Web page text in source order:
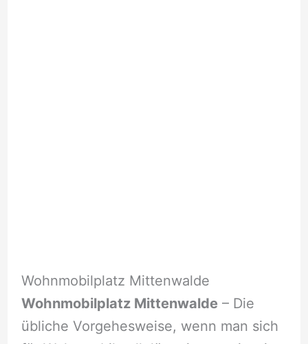
Wohnmobilplatz Mittenwalde
Wohnmobilplatz Mittenwalde– Die
übliche Vorgehesweise, wenn man sich